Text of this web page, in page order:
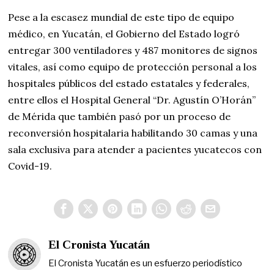
Pese a la escasez mundial de este tipo de equipo
médico, en Yucatán, el Gobierno del Estado logró
entregar 300 ventiladores y 487 monitores de signos
vitales, así como equipo de protección personal a los
hospitales públicos del estado estatales y federales,
entre ellos el Hospital General “Dr. Agustín O’Horán”
de Mérida que también pasó por un proceso de
reconversión hospitalaria habilitando 30 camas y una
sala exclusiva para atender a pacientes yucatecos con
Covid-19.
El Cronista Yucatán
El Cronista Yucatán es un esfuerzo periodístico